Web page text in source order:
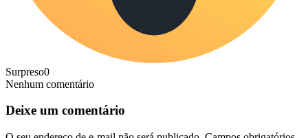
Surpreso0
Nenhum comentário
Deixe um comentário